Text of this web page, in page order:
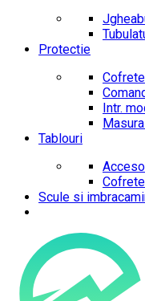
Protectie
Cofrete
Intr.
Tablouri
Cofrete
Scule si